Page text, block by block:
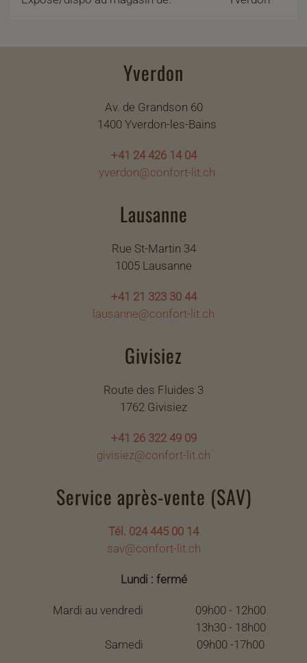
Yverdon
Av. de Grandson 60
1400 Yverdon-les-Bains
+41 24 426 14 04
yverdon@confort-lit.ch
Lausanne
Rue St-Martin 34
1005 Lausanne
+41 21 323 30 44
lausanne@confort-lit.ch
Givisiez
Route des Fluides 3
1762 Givisiez
+41 26 322 49 09
givisiez@confort-lit.ch
Service après-vente (SAV)
Tél. 024 445 00 14
sav@confort-lit.ch
Lundi : fermé
Mardi au vendredi
09h00 - 12h00
13h30 - 18h00
Samedi
09h00 -17h00